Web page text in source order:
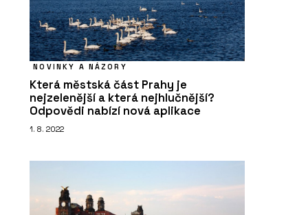
NOVINKY A NÁZORY
Která městská část Prahy je
nejzelenější a která nejhlučnější?
Odpovědi nabízí nová aplikace
1. 8. 2022